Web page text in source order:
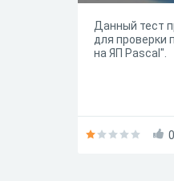
Данный тест
для проверки
на ЯП Pascal".
0